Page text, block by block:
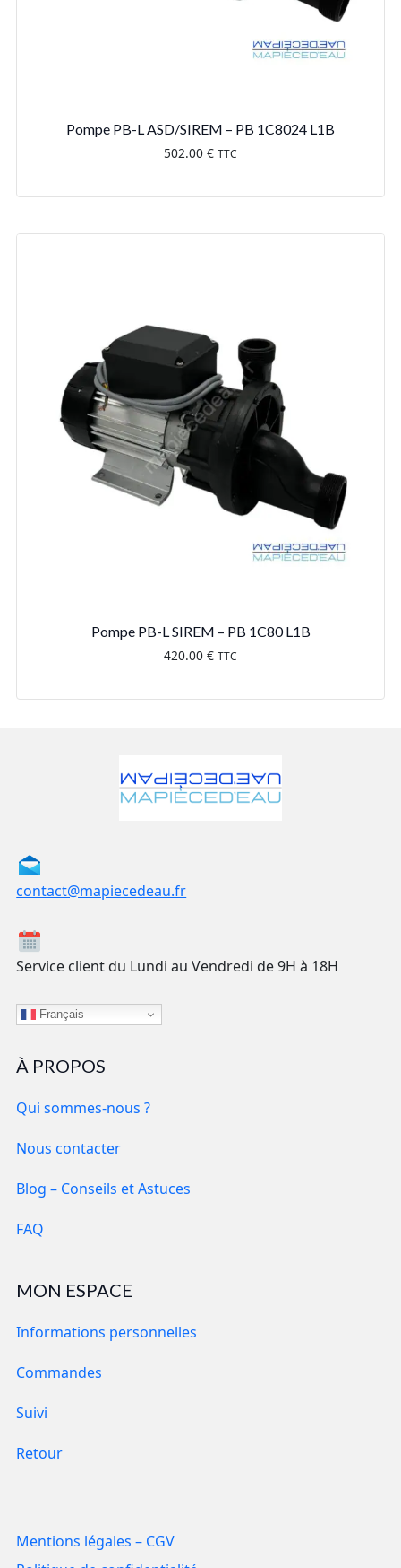
Pompe PB-L ASD/SIREM – PB 1C8024 L1B
502.00 € TTC
Pompe PB-L SIREM – PB 1C80 L1B
420.00 € TTC
contact@mapiecedeau.fr
Service client du Lundi au Vendredi de 9H à 18H
Français
À PROPOS
Qui sommes-nous ?
Nous contacter
Blog – Conseils et Astuces
FAQ
MON ESPACE
Informations personnelles
Commandes
Suivi
Retour
Mentions légales – CGV